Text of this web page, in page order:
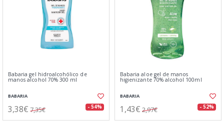
Babaria gel hidroalcohólico de
manos alcohol 70% 300 ml
BABARIA
3,38€ 7,35€ - 54%
Babaria aloe gel de manos
higienizante 70% alcohol 100ml
BABARIA
1,43€ 2,97€ - 52%